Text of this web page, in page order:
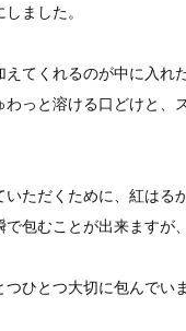
ました。
てくれるのが中に入
っと溶ける口どけと、
ただくために、紅は
包むことが出来ますが
ひとつ大切に包んでいま